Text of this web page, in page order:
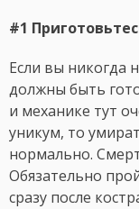
#1
Если вы никогда
должны быть
и механике тут
уникум, то
нормально.
Обязательно
сразу после